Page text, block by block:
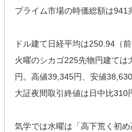
プライム市場の時価総額は941
ドル建て日経平均は250.94（
火曜のシカゴ225先物円建て
円。高値39,345円、安値38,630
大証夜間取引終値は日中比310
気学では水曜は「高下荒く初